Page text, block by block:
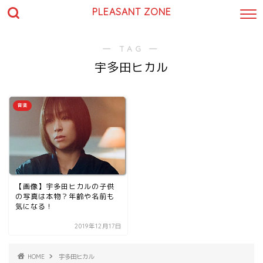
PLEASANT ZONE
― TAG ―
宇多田ヒカル
音楽
【画像】宇多田ヒカルの子供
の写真は本物？年齢や名前も
気になる！
2019年12月17日
HOME 宇多田ヒカル